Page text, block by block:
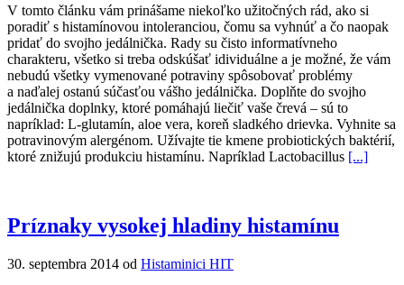
V tomto článku vám prinášame niekoľko užitočných rád, ako si
poradiť s histamínovou intoleranciou, čomu sa vyhnúť a čo naopak
pridať do svojho jedálnička. Rady su čisto informatívneho
charakteru, všetko si treba odskúšať idividuálne a je možné, že vám
nebudú všetky vymenované potraviny spôsobovať problémy
a naďalej ostanú súčasťou vášho jedálnička. Doplňte do svojho
jedálnička doplnky, ktoré pomáhajú liečiť vaše črevá – sú to
napríklad: L-glutamín, aloe vera, koreň sladkého drievka. Vyhnite sa
potravinovým alergénom. Užívajte tie kmene probiotických baktérií,
ktoré znižujú produkciu histamínu. Napríklad Lactobacillus [...]
Príznaky vysokej hladiny histamínu
30. septembra 2014 od Histaminici HIT